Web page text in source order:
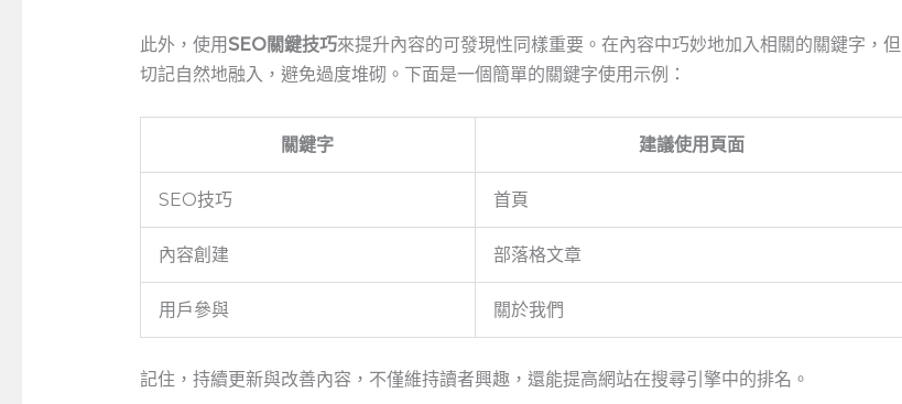
此外，使用 SEO關鍵技巧來提升內容的可發現性同樣重要。在內容中巧妙地加入相關的關鍵字，但
切記自然地融入，避免過度堆砌。下面是一個簡單的關鍵字使用示例：
關鍵字 建議使用頁面
SEO技巧 首頁
內容創建 部落格文章
用戶參與 關於我們
記住，持續更新與改善內容，不僅維持讀者興趣，還能提高網站在搜尋引擎中的排名。